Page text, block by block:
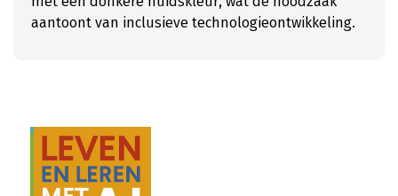
aantoont van inclusieve technologieontwikkeling.